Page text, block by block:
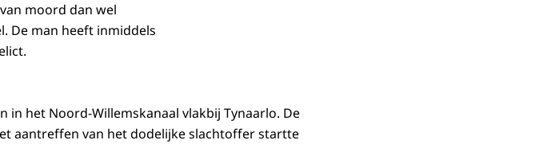
moord dan wel
De man heeft inmiddels
het Noord-Willemskanaal vlakbij Tynaarlo. De
aantreffen van het dodelijke slachtoffer startte